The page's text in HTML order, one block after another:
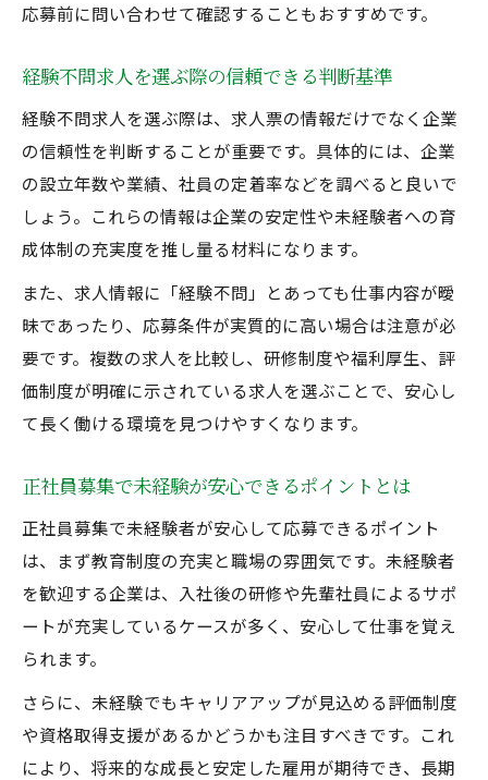
応募前に問い合わせて確認することもおすすめです。
経験不問求人を選ぶ際の信頼できる判断基準
経験不問求人を選ぶ際は、求人票の情報だけでなく企業
の信頼性を判断することが重要です。具体的には、企業
の設立年数や業績、社員の定着率などを調べると良いで
しょう。これらの情報は企業の安定性や未経験者への育
成体制の充実度を推し量る材料になります。
また、求人情報に「経験不問」とあっても仕事内容が曖
昧であったり、応募条件が実質的に高い場合は注意が必
要です。複数の求人を比較し、研修制度や福利厚生、評
価制度が明確に示されている求人を選ぶことで、安心し
て長く働ける環境を見つけやすくなります。
正社員募集で未経験が安心できるポイントとは
正社員募集で未経験者が安心して応募できるポイント
は、まず教育制度の充実と職場の雰囲気です。未経験者
を歓迎する企業は、入社後の研修や先輩社員によるサポ
ートが充実しているケースが多く、安心して仕事を覚え
られます。
さらに、未経験でもキャリアアップが見込める評価制度
や資格取得支援があるかどうかも注目すべきです。これ
により、将来的な成長と安定した雇用が期待でき、長期